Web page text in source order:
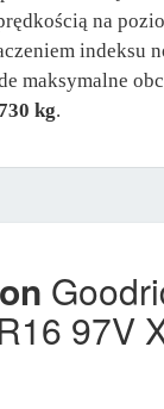
na
indeksu
maksymalne
730 kg.
97V